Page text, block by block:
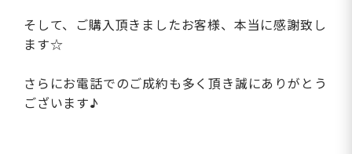
そして、ご購入頂きましたお客様、本当に感謝致し
ます☆
さらにお電話でのご成約も多く頂き誠にありがとう
ございます♪